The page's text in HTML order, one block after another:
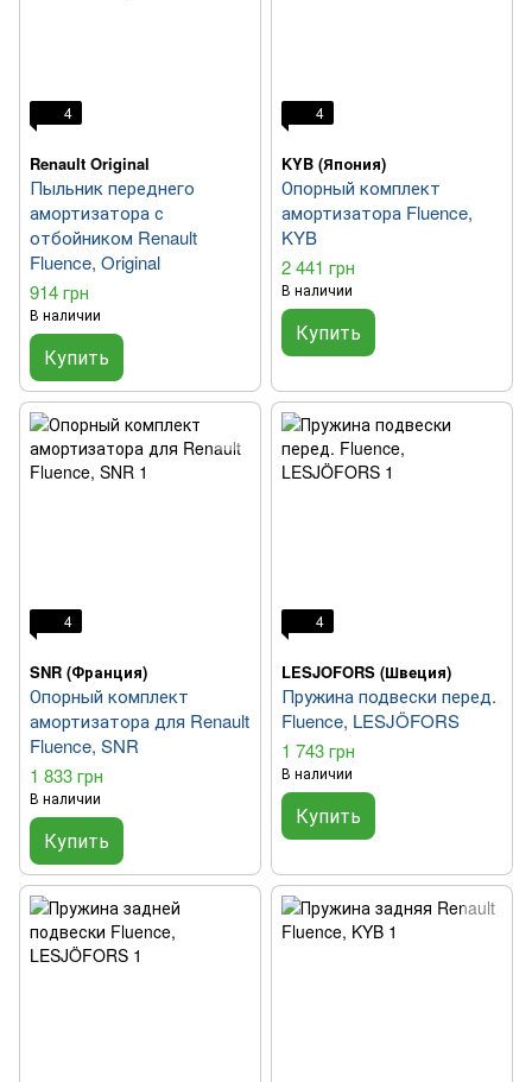
4
Renault Original
Пыльник переднего
амортизатора с
отбойником Renault
Fluence, Original
914 грн
В наличии
Купить
4
KYB (Япония)
Опорный комплект
амортизатора Fluence,
KYB
2 441 грн
В наличии
Купить
4
SNR (Франция)
Опорный комплект
амортизатора для Renault
Fluence, SNR
1 833 грн
В наличии
Купить
4
LESJOFORS (Швеция)
Пружина подвески перед.
Fluence, LESJÖFORS
1 743 грн
В наличии
Купить